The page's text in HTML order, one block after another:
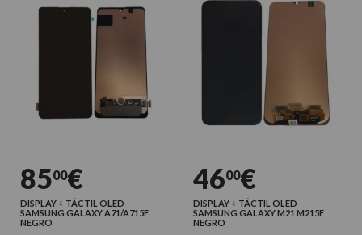
8500€
DISPLAY + TÁCTIL OLED
SAMSUNG GALAXY A71/A715F
NEGRO
4600€
DISPLAY + TÁCTIL OLED
SAMSUNG GALAXY M21 M215F
NEGRO